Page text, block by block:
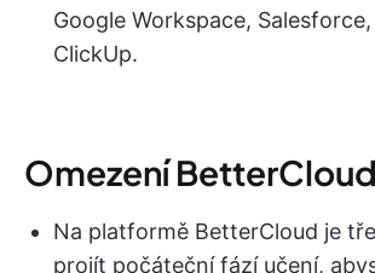
Google Workspace,
ClickUp.
Omezení
Na platformě BetterCloud je
projít počáteční fází učení,